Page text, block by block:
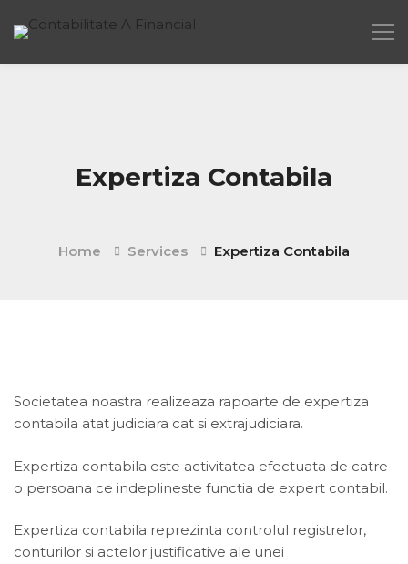
Expertiza Contabila
Home Services Expertiza Contabila
Societatea noastra realizeaza rapoarte de expertiza
contabila atat judiciara cat si extrajudiciara.
Expertiza contabila este activitatea efectuata de catre
o persoana ce indeplineste functia de expert contabil.
Expertiza contabila reprezinta controlul registrelor,
conturilor si actelor justificative ale unei